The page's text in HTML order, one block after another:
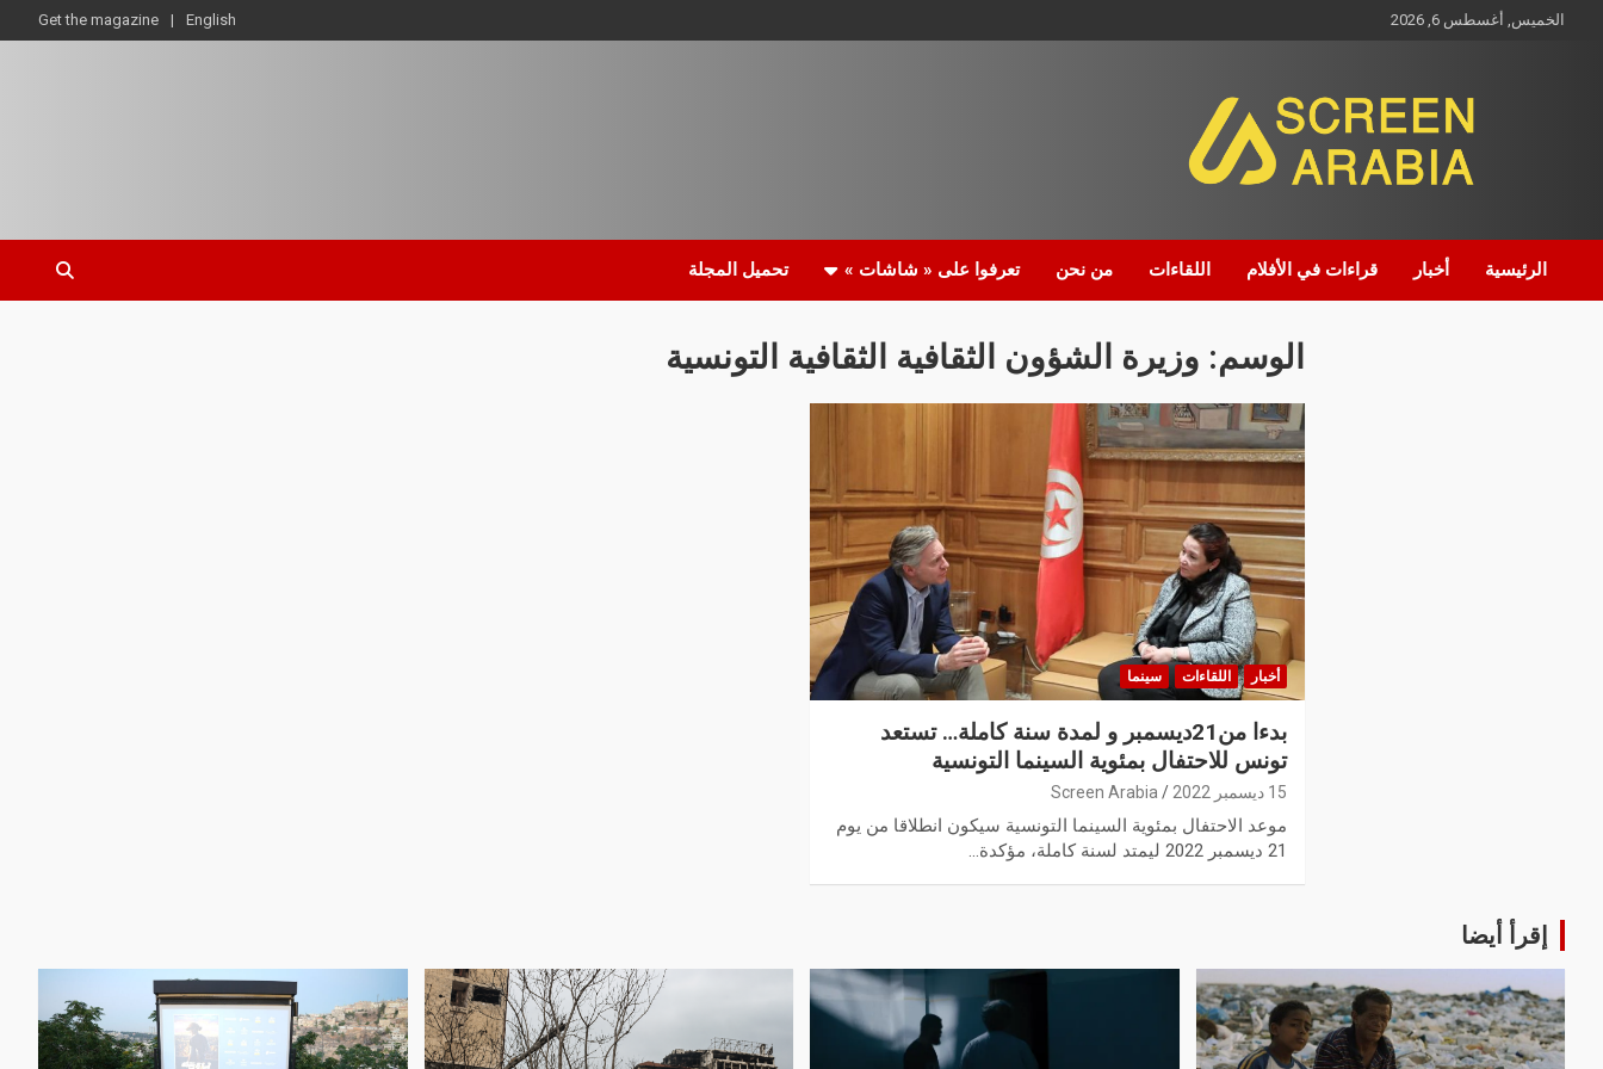
الخميس, أغسطس 6, 2026 English
Get the magazine
Screen Arabia
الرئيسية أخبار قراءات في الأفلام اللقاءات من نحن تعرفوا على « شاشات » تحميل المجلة
الوسم: وزيرة الشؤون الثقافية الثقافية التونسية
أخبار اللقاءات سينما
بدءا من21ديسمبر و لمدة سنة كاملة… تستعد
تونس للاحتفال بمئوية السينما التونسية
15 ديسمبر 2022 Screen Arabia
موعد الاحتفال بمئوية السينما التونسية سيكون انطلاقا من يوم
21 ديسمبر 2022 ليمتد لسنة كاملة، مؤكدة…
إقرأ أيضا